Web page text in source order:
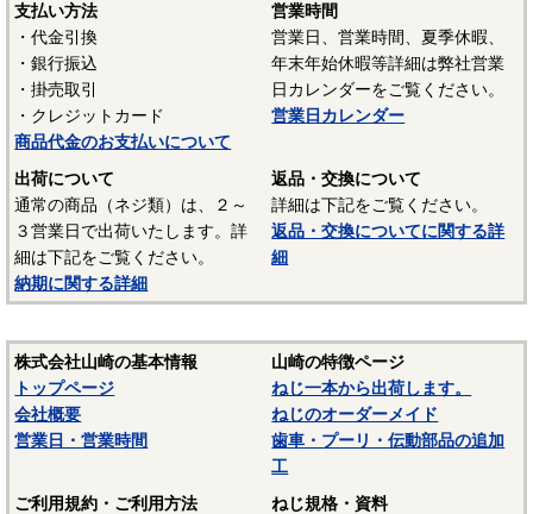
支払い方法
・代金引換
・銀行振込
・掛売取引
・クレジットカード
商品代金のお支払いについて
営業時間
営業日、営業時間、夏季休暇、
年末年始休暇等詳細は弊社営業
日カレンダーをご覧ください。
営業日カレンダー
出荷について
通常の商品（ネジ類）は、２～
３営業日で出荷いたします。詳
細は下記をご覧ください。
納期に関する詳細
返品・交換について
詳細は下記をご覧ください。
返品・交換についてに関する詳
細
株式会社山崎の基本情報
トップページ
会社概要
営業日・営業時間
山崎の特徴ページ
ねじ一本から出荷します。
ねじのオーダーメイド
歯車・プーリ・伝動部品の追加
工
ご利用規約・ご利用方法
ねじ規格・資料